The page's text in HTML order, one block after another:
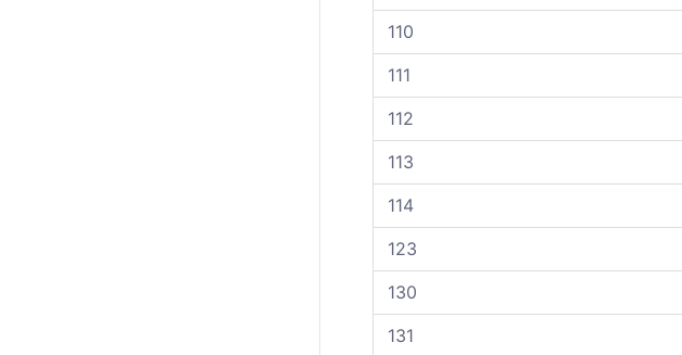
110
111
112
113
114
123
130
131